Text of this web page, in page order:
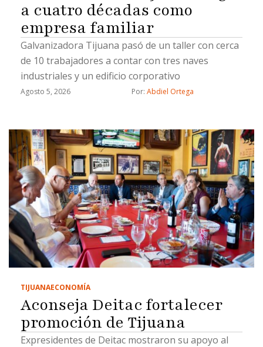
a cuatro décadas como
empresa familiar
Galvanizadora Tijuana pasó de un taller con cerca
de 10 trabajadores a contar con tres naves
industriales y un edificio corporativo
Agosto 5, 2026 Por: Abdiel Ortega
TIJUANAECONOMÍA
Aconseja Deitac fortalecer
promoción de Tijuana
Expresidentes de Deitac mostraron su apoyo al